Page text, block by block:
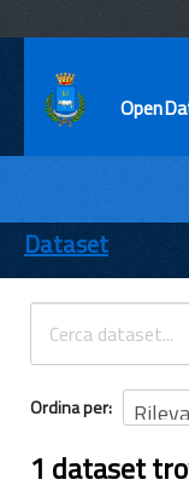
ENTI
TEMI
INFORMAZIONI
Dataset
Ordina per
1 dataset